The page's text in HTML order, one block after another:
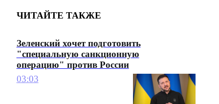
ЧИТАЙТЕ ТАКЖЕ
Зеленский хочет подготовить
"специальную санкционную
операцию" против России
03:03